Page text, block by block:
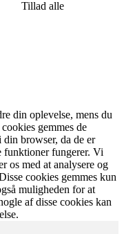
Tillad alle
din oplevelse, mens du
gemmes de
din browser, da de er
funktioner fungerer. Vi
os med at analysere og
cookies gemmes kun
muligheden for at
af disse cookies kan